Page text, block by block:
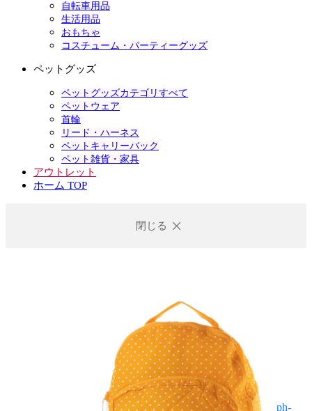
自転車用品
生活用品
おもちゃ
コスチューム・パーティーグッズ
ペットグッズ
ペットグッズカテゴリすべて
ペットウェア
首輪
リード・ハーネス
ペットキャリーバック
ペット雑貨・家具
アウトレット
ホーム TOP
閉じる